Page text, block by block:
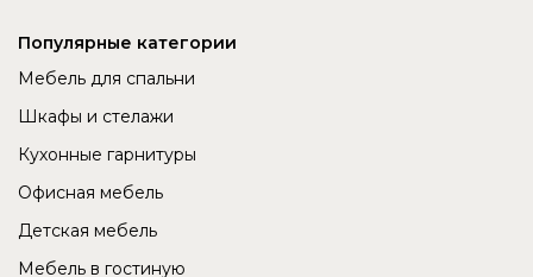
Популярные категории
Мебель для спальни
Шкафы и стелажи
Кухонные гарнитуры
Офисная мебель
Детская мебель
Мебель в гостиную